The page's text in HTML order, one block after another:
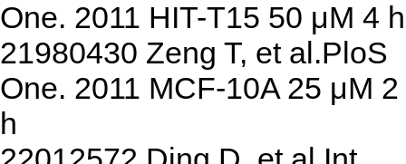
One. 2011 HIT-T15 50 μM 4 h
21980430 Zeng T, et al.PloS
One. 2011 MCF-10A 25 μM 2
h